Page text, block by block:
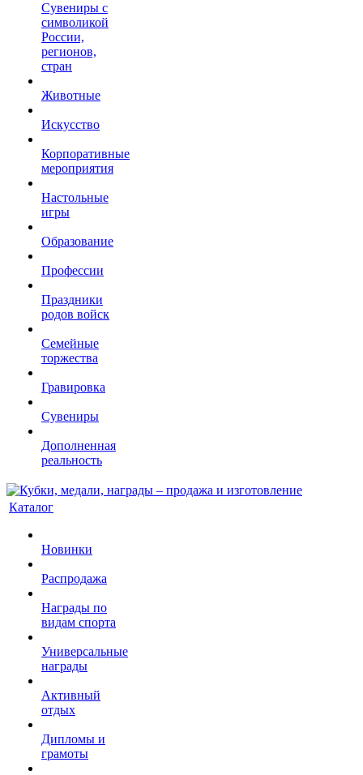
Сувениры с
символикой
России,
регионов,
стран
Животные
Искусство
Корпоративные
мероприятия
Настольные
игры
Образование
Профессии
Праздники
родов войск
Семейные
торжества
Гравировка
Сувениры
Дополненная
реальность
Каталог
Новинки
Распродажа
Награды по
видам спорта
Универсальные
награды
Активный
отдых
Дипломы и
грамоты